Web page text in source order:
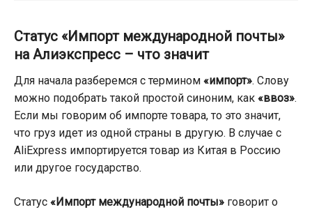
Статус «Импорт международной почты»
на Алиэкспресс – что значит
Для начала разберемся с термином «импорт». Слову
можно подобрать такой простой синоним, как «ввоз».
Если мы говорим об импорте товара, то это значит,
что груз идет из одной страны в другую. В случае с
AliExpress импортируется товар из Китая в Россию
или другое государство.
Статус «Импорт международной почты» говорит о